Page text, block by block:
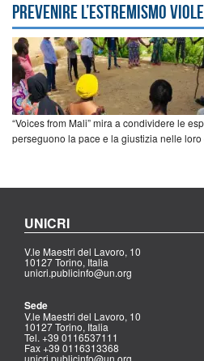
prevenire l’estremismo
“Voices from Mali” mira a condividere le
perseguono la pace e la giustizia nelle loro
UNICRI
V.le Maestri del Lavoro, 10
10127 Torino, Italia
unicri.publicinfo@un.org
Sede
V.le Maestri del Lavoro, 10
10127 Torino, Italia
Tel. +39 0116537111
Fax +39 0116313368